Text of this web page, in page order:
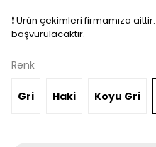
❗️ Ürün çekimleri firmamıza
başvurulacaktir.
Renk
Gri Haki Koyu Gri